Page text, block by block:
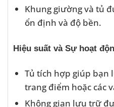
Khung giường và tủ
ổn định và độ bền.
Hiệu suất và Sự hoạt
Tủ tích hợp giúp bạn
trang điểm hoặc các
Không gian lưu trữ